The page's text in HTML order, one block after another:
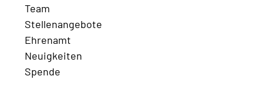
Team
Stellenangebote
Ehrenamt
Neuigkeiten
Spende